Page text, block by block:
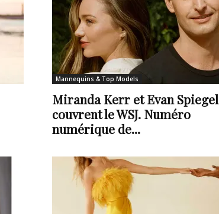
Mannequins & Top Models
Miranda Kerr et Evan Spiegel
couvrent le WSJ. Numéro
numérique de...